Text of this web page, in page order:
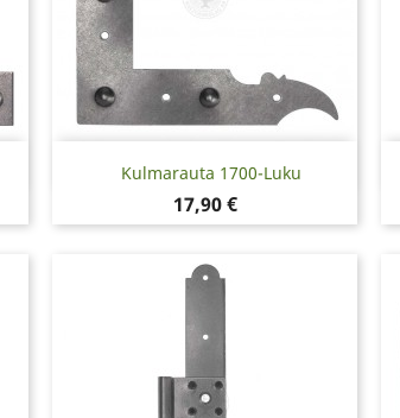
Kulmarauta 1700-Luku
Hinta
17,90 €
Pikakatselu